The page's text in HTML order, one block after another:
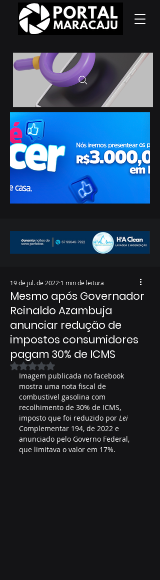
Mesmo após Governador
Reinaldo Azambuja
anunciar redução de
impostos consumidores
pagam 30% de ICMS
19 de jul. de 2022 1 min de leitura
Avaliado com NaN de 5 estrelas.
Imagem publicada no facebook
mostra uma nota fiscal de
combustivel gasolina com
recolhimento de 30% de ICMS,
imposto que foi reduzido por Lei
Complementar 194, de 2022 e
anunciado pelo Governo Federal,
que limitava o valor em 17%.